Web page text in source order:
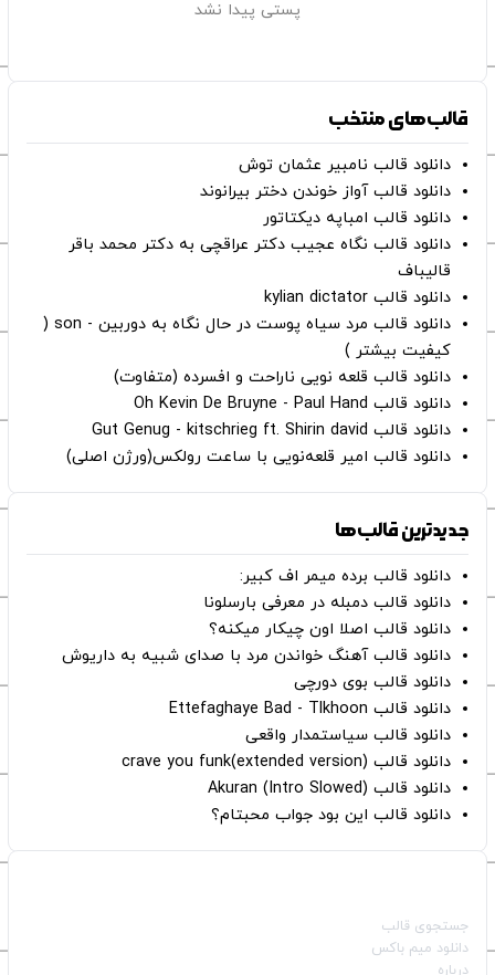
پستی پیدا نشد
قالب‌های منتخب
دانلود قالب نامبیر عثمان ‌توش
دانلود قالب آواز خوندن دختر بیرانوند
دانلود قالب امباپه دیکتاتور
دانلود قالب نگاه عجیب دکتر عراقچی به دکتر محمد باقر
قالیباف
دانلود قالب kylian dictator
دانلود قالب مرد سیاه پوست در حال نگاه به دوربین - son (
کیفیت بیشتر )
دانلود قالب قلعه نویی ناراحت و افسرده (متفاوت)
دانلود قالب Oh Kevin De Bruyne - Paul Hand
دانلود قالب Gut Genug - kitschrieg ft. Shirin david
دانلود قالب امیر قلعه‌نویی با ساعت رولکس(ورژن اصلی)
جدیدترین قالب‌ها
دانلود قالب برده میمر اف کبیر:
دانلود قالب دمبله در معرفی بارسلونا
دانلود قالب اصلا اون چیکار میکنه؟
دانلود قالب آهنگ خواندن مرد با صدای شبیه به داریوش
دانلود قالب بوی دورچی
دانلود قالب Ettefaghaye Bad - Tlkhoon
دانلود قالب سیاستمدار واقعی
دانلود قالب crave you funk(extended version)
دانلود قالب (Intro Slowed) Akuran
دانلود قالب این بود جواب محبتام؟
جستجوی قالب
دانلود میم باکس
درباره